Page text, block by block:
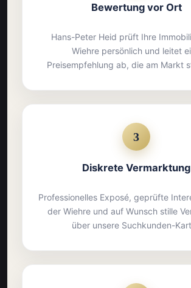
Bewertung vor Ort
Hans-Peter Heid prüft Ihre
Wiehre persönlich und leitet
Preisempfehlung ab, die am Markt
3
Diskrete Vermarktung
Professionelles Exposé, geprüfte
der Wiehre und auf Wunsch stille
über unsere Suchkunden-